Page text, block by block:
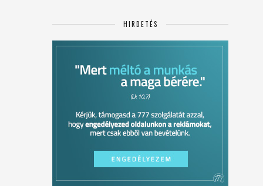
HIRDETÉS